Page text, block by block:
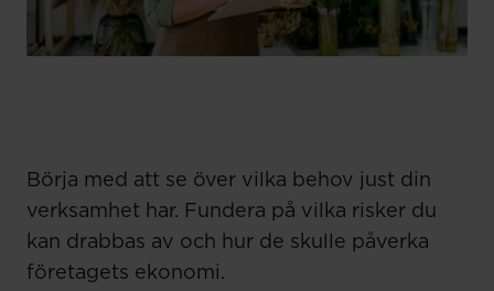
Börja med att se över vilka behov just din
verksamhet har. Fundera på vilka risker du
kan drabbas av och hur de skulle påverka
företagets ekonomi.